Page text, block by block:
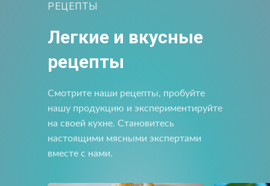
РЕЦЕПТЫ
Легкие и вкусные
рецепты
Смотрите наши рецепты, пробуйте
нашу продукцию и экспериментируйте
на своей кухне. Становитесь
настоящими мясными экспертами
вместе с нами.
пользовательского соглашения
Прикрепить файл
Отправить
Нажимая на кнопку, я принимаю условия соглашения.